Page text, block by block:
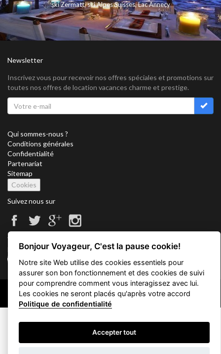
ski Zermatt,ski Alpes Suisses,Lac Annecy
Newsletter
Inscrivez vous pour recevoir nos offres spéciales et promotions sur
toutes nos offres de location vacances charme et prestige.
Qui sommes-nous ?
Conditions générales
Confidentialité
Partenariat
Sitemap
Cookies
Suivez nous sur
Vacation Key Corp. 2905 Point East Drive #L-215. Aventura.
FLORIDA 33160.
info@vacationkey.com
Copyright © 2026 Vacation Key Corp.
Bonjour Voyageur, C'est la pause cookie!
Notre site Web utilise des cookies essentiels pour
assurer son bon fonctionnement et des cookies de suivi
pour comprendre comment vous interagissez avec lui.
Les cookies ne seront placés qu'après votre accord
Politique de confidentialité
Accepter tout